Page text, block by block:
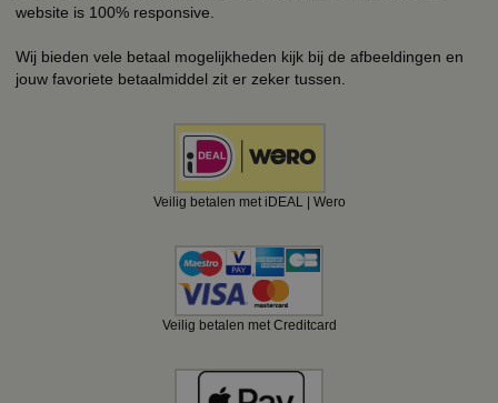
website is 100% responsive.
Wij bieden vele betaal mogelijkheden kijk bij de afbeeldingen en
jouw favoriete betaalmiddel zit er zeker tussen.
Veilig betalen met iDEAL | Wero
Veilig betalen met Creditcard